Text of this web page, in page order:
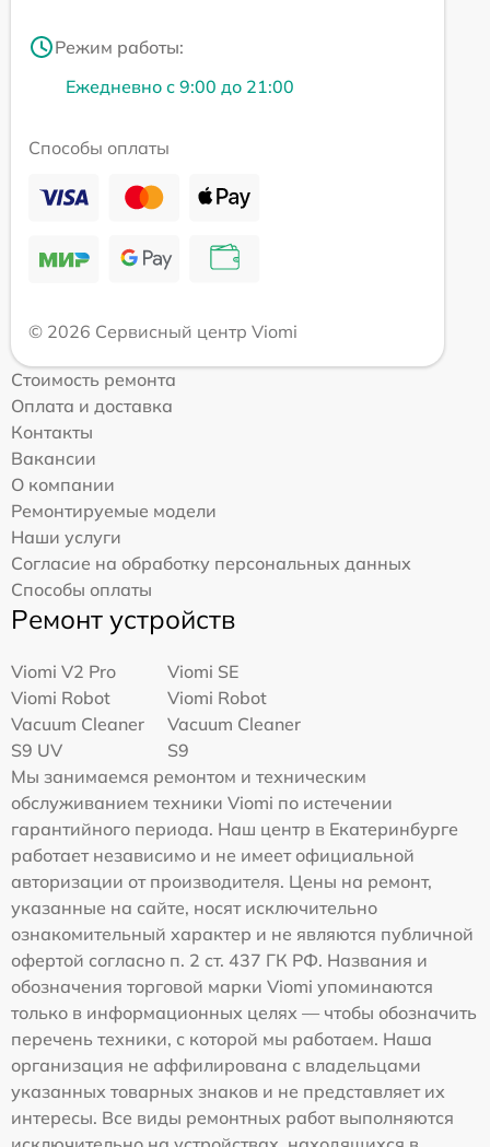
Режим работы:
Ежедневно с 9:00 до 21:00
Способы оплаты
© 2026 Сервисный центр Viomi
Стоимость ремонта
Оплата и доставка
Контакты
Вакансии
О компании
Ремонтируемые модели
Наши услуги
Согласие на обработку персональных данных
Способы оплаты
Ремонт устройств
Viomi V2 Pro
Viomi SE
Viomi Robot
Vacuum Cleaner
S9 UV
Viomi Robot
Vacuum Cleaner
S9
Мы занимаемся ремонтом и техническим
обслуживанием техники Viomi по истечении
гарантийного периода. Наш центр в Екатеринбурге
работает независимо и не имеет официальной
авторизации от производителя. Цены на ремонт,
указанные на сайте, носят исключительно
ознакомительный характер и не являются публичной
офертой согласно п. 2 ст. 437 ГК РФ. Названия и
обозначения торговой марки Viomi упоминаются
только в информационных целях — чтобы обозначить
перечень техники, с которой мы работаем. Наша
организация не аффилирована с владельцами
указанных товарных знаков и не представляет их
интересы. Все виды ремонтных работ выполняются